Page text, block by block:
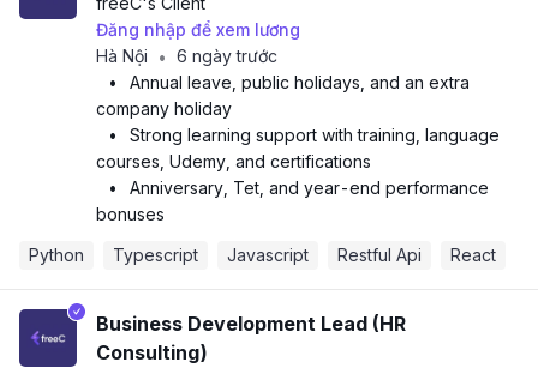
Đăng nhập để xem lương
Hà Nội
• 6 ngày trước
•
Annual leave, public holidays, and an extra
company holiday
•
Strong learning support with training, language
courses, Udemy, and certifications
•
Anniversary, Tet, and year-end performance
bonuses
Python
Typescript Javascript Restful Api React
Business Development Lead (HR
Consulting)